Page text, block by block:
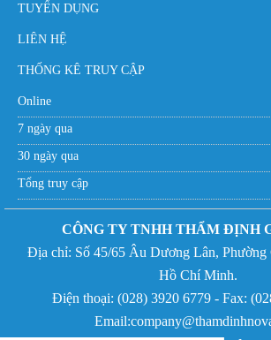
TUYỂN DỤNG
LIÊN HỆ
THỐNG KÊ TRUY CẬP
Online
7 ngày qua
30 ngày qua
Tổng truy cập
CÔNG TY TNHH THẨM ĐỊNH
Địa chỉ: Số 45/65 Âu Dương Lân, Phường
Hồ Chí Minh.
Điện thoại: (028) 3920 6779 - Fax: (